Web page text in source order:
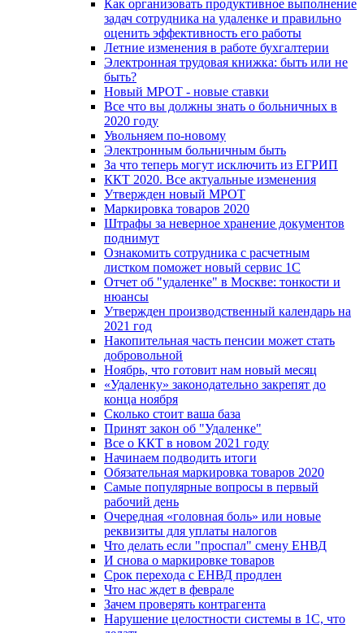
Как организовать продуктивное выполнение
задач сотрудника на удаленке и правильно
оценить эффективность его работы
Летние изменения в работе бухгалтерии
Электронная трудовая книжка: быть или не
быть?
Новый МРОТ - новые ставки
Все что вы должны знать о больничных в
2020 году
Увольняем по-новому
Электронным больничным быть
За что теперь могут исключить из ЕГРИП
ККТ 2020. Все актуальные изменения
Утвержден новый МРОТ
Маркировка товаров 2020
Штрафы за неверное хранение документов
поднимут
Ознакомить сотрудника с расчетным
листком поможет новый сервис 1С
Отчет об "удаленке" в Москве: тонкости и
нюансы
Утвержден производственный календарь на
2021 год
Накопительная часть пенсии может стать
добровольной
Ноябрь, что готовит нам новый месяц
«Удаленку» законодательно закрепят до
конца ноября
Сколько стоит ваша база
Принят закон об "Удаленке"
Все о ККТ в новом 2021 году
Начинаем подводить итоги
Обязательная маркировка товаров 2020
Самые популярные вопросы в первый
рабочий день
Очередная «головная боль» или новые
реквизиты для уплаты налогов
Что делать если "проспал" смену ЕНВД
И снова о маркировке товаров
Срок перехода с ЕНВД продлен
Что нас ждет в феврале
Зачем проверять контрагента
Нарушение целостности системы в 1С, что